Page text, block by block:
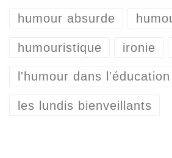
humour absurde
humouristique ironie
l'humour dans l'éducation
les lundis bienveillants